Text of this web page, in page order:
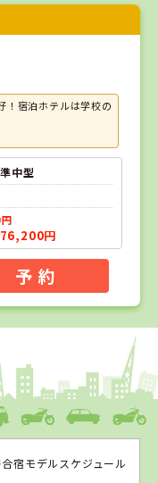
！宿泊ホテルは学校の
中型
円
予 約
熱海校
宿モデルスケジュール